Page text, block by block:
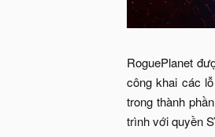
RoguePlanet
công khai các
trong thành
trình với quyền